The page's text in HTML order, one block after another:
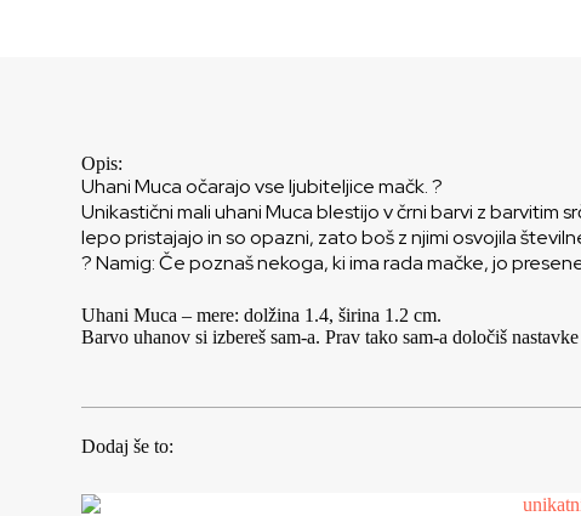
Opis:
Uhani Muca očarajo vse ljubiteljice mačk. ?
Unikastični mali uhani Muca blestijo v črni barvi z barvitim
lepo pristajajo in so opazni, zato boš z njimi osvojila
? Namig: Če poznaš nekoga, ki ima rada mačke, jo
Uhani Muca – mere: dolžina 1.4, širina 1.2 cm.
Barvo uhanov si izbereš sam-a. Prav tako sam-a določiš
Dodaj še to: